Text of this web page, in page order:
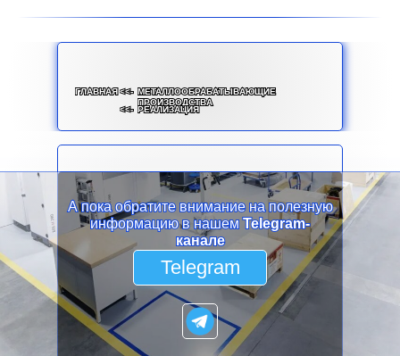
ГЛАВНАЯ
МЕТАЛЛООБРАБАТЫВАЮЩИЕ
ПРОИЗВОДСТВА
РЕАЛИЗАЦИЯ
<<-
<<-
А пока обратите внимание на полезную
информацию в нашемTelegram-
канале
Telegram